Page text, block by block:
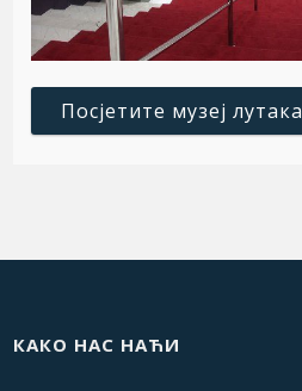
Посјетите музеј лутака
КАКО НАС НАЋИ